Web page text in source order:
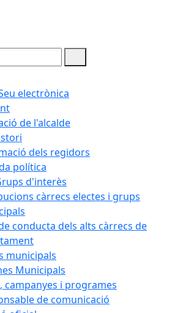
electrònica
de l'alcalde
dels regidors
política
d'interès
càrrecs electes i grups
conducta dels alts càrrecs de
municipals
Municipals
campanyes i programes
de comunicació